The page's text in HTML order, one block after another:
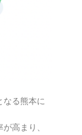
なる熊本に
高まり、